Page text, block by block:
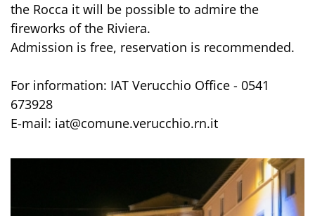
the Rocca it will be possible to admire the
fireworks of the Riviera.
Admission is free, reservation is recommended.
For information: IAT Verucchio Office - 0541
673928
E-mail: iat@comune.verucchio.rn.it